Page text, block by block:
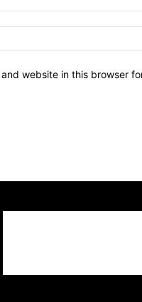
website in this browser